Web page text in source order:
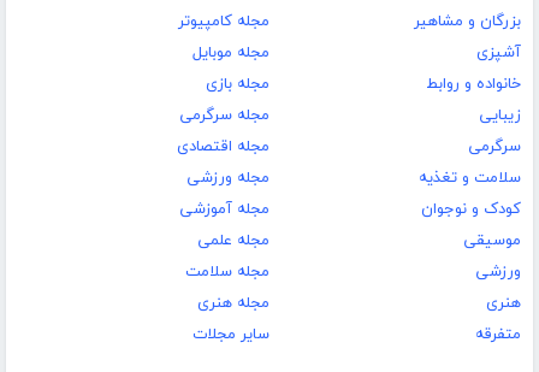
بزرگان و مشاهیر
آشپزی
خانواده و روابط
زیبایی
سرگرمی
سلامت و تغذیه
کودک و نوجوان
موسیقی
ورزشی
هنری
متفرقه
مجله کامپیوتر
مجله موبایل
مجله بازی
مجله سرگرمی
مجله اقتصادی
مجله ورزشی
مجله آموزشی
مجله علمی
مجله سلامت
مجله هنری
سایر مجلات